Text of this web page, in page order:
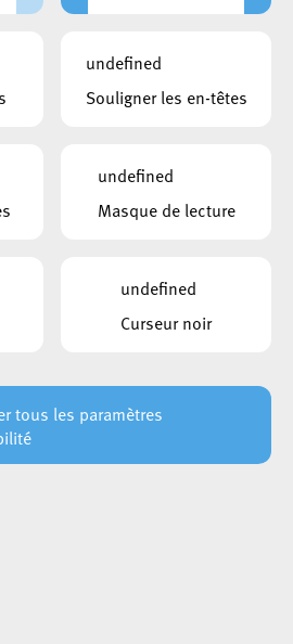
undefined
Souligner les en-têtes
undefined
Masque de lecture
undefined
Curseur noir
tous les paramètres